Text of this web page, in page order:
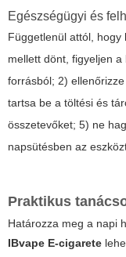
Egészségügyi és
Függetlenül attól, hogy
mellett dönt, figyeljen
forrásból; 2)
tartsa be a töltési és
összetevőket; 5) ne
napsütésben az
Praktikus
Határozza meg a napi
IBvape E-cigarete